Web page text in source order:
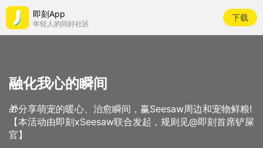
即刻App
年轻人的同好社区
下载
融化我心的瞬间
🎁分享萌宠的暖心、治愈瞬间，赢Seesaw周边和宠物鲜粮!
【本活动由即刻xSeesaw联合发起，规则见@即刻首席铲屎
官】